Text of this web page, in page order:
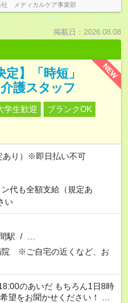
社 メディカルケア事業部
掲載日：2026.08.08
NEW
】「時短」
護スタッフ
学生歓迎
ブランクOK
り）※即日払い不可
代も全額支給（規定あ
い
駅 / …
院 ※ご自宅の近くなど、お
のあいだ もちろん1日8時
をお聞かせください！ ※